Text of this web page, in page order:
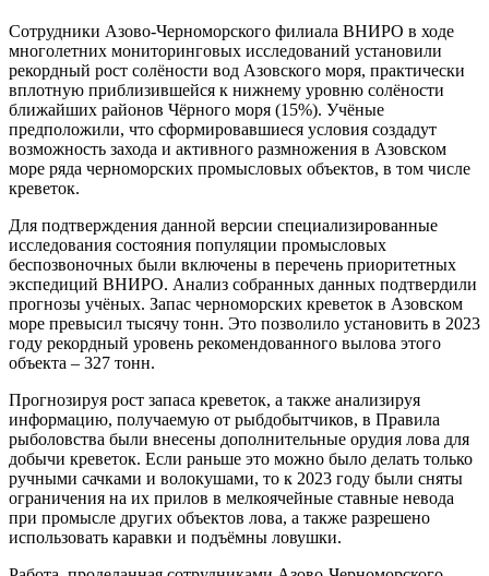
Сотрудники Азово-Черноморского филиала ВНИРО в ходе
многолетних мониторинговых исследований установили
рекордный рост солёности вод Азовского моря, практически
вплотную приблизившейся к нижнему уровню солёности
ближайших районов Чёрного моря (15%). Учёные
предположили, что сформировавшиеся условия создадут
возможность захода и активного размножения в Азовском
море ряда черноморских промысловых объектов, в том числе
креветок.
Для подтверждения данной версии специализированные
исследования состояния популяции промысловых
беспозвоночных были включены в перечень приоритетных
экспедиций ВНИРО. Анализ собранных данных подтвердили
прогнозы учёных. Запас черноморских креветок в Азовском
море превысил тысячу тонн. Это позволило установить в 2023
году рекордный уровень рекомендованного вылова этого
объекта – 327 тонн.
Прогнозируя рост запаса креветок, а также анализируя
информацию, получаемую от рыбдобытчиков, в Правила
рыболовства были внесены дополнительные орудия лова для
добычи креветок. Если раньше это можно было делать только
ручными сачками и волокушами, то к 2023 году были сняты
ограничения на их прилов в мелкоячейные ставные невода
при промысле других объектов лова, а также разрешено
использовать каравки и подъёмны ловушки.